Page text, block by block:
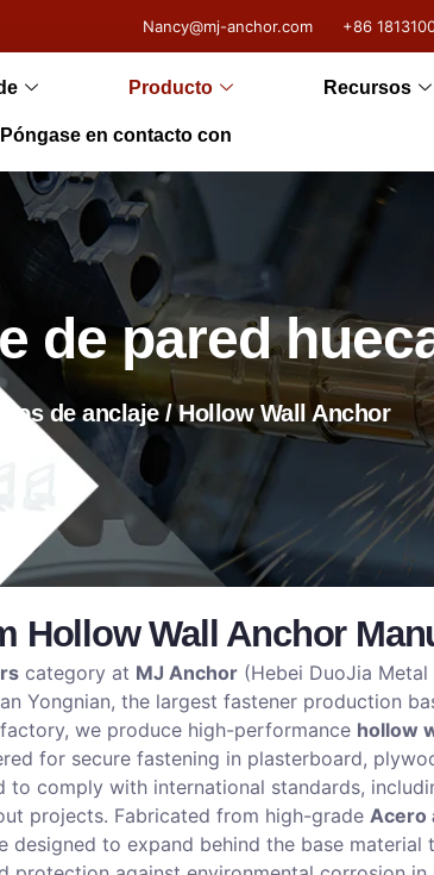
Nancy@mj-anchor.com +86
Producto Recursos
Póngase en contacto con
de pared
de anclaje/ Hollow Wall Anchor
Hollow Wall Anchor
category at MJ Anchor(Hebei DuoJia Metal
Yongnian, the largest fastener production
we produce high-performance hollow
for secure fastening in plasterboard,
to comply with international standards,
projects. Fabricated from high-grade Acero
designed to expand behind the base